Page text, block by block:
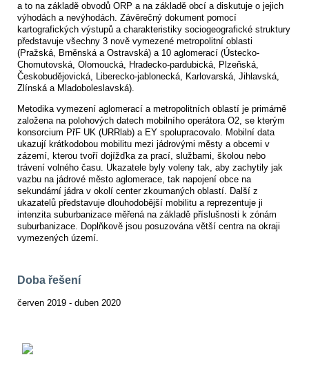
a to na základě obvodů ORP a na základě obcí a diskutuje o jejich
výhodách a nevýhodách. Závěrečný dokument pomocí
kartografických výstupů a charakteristiky sociogeografické struktury
představuje všechny 3 nově vymezené metropolitní oblasti
(Pražská, Brněnská a Ostravská) a 10 aglomerací (Ústecko-
Chomutovská, Olomoucká, Hradecko-pardubická, Plzeňská,
Českobudějovická, Liberecko-jablonecká, Karlovarská, Jihlavská,
Zlínská a Mladoboleslavská).
Metodika vymezení aglomerací a metropolitních oblastí je primárně
založena na polohových datech mobilního operátora O2, se kterým
konsorcium PřF UK (URRlab) a EY spolupracovalo. Mobilní data
ukazují krátkodobou mobilitu mezi jádrovými městy a obcemi v
zázemí, kterou tvoří dojížďka za prací, službami, školou nebo
trávení volného času. Ukazatele byly voleny tak, aby zachytily jak
vazbu na jádrové město aglomerace, tak napojení obce na
sekundární jádra v okolí center zkoumaných oblastí. Další z
ukazatelů představuje dlouhodobější mobilitu a reprezentuje ji
intenzita suburbanizace měřená na základě příslušnosti k zónám
suburbanizace. Doplňkově jsou posuzována větší centra na okraji
vymezených území.
Doba řešení
červen 2019 - duben 2020